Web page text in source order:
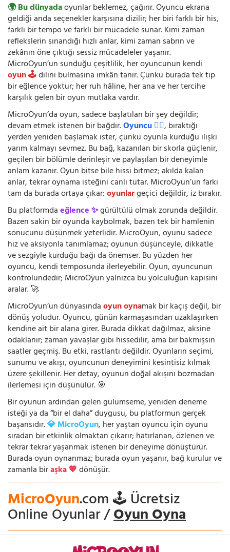
🌍 Bu dünyadaoyunlar beklemez, çağırır. Oyuncu ekrana
geldiği anda seçenekler karşısına dizilir; her biri farklı bir his,
farklı bir tempo ve farklı bir mücadele sunar. Kimi zaman
reflekslerin sınandığı hızlı anlar, kimi zaman sabrın ve
zekânın öne çıktığı sessiz mücadeleler yaşanır.
MicroOyun’un sunduğu çeşitlilik, her oyuncunun kendi
oyun 🕹️dilini bulmasına imkân tanır. Çünkü burada tek tip
bir eğlence yoktur; her ruh hâline, her ana ve her tercihe
karşılık gelen bir oyun mutlaka vardır.
MicroOyun’da oyun, sadece başlatılan bir şey değildir;
devam etmek istenen bir bağdır.Oyuncu 🧍‍♂️, bıraktığı
yerden yeniden başlamak ister, çünkü oyunla kurduğu ilişki
yarım kalmayı sevmez. Bu bağ, kazanılan bir skorla güçlenir,
geçilen bir bölümle derinleşir ve paylaşılan bir deneyimle
anlam kazanır. Oyun bitse bile hissi bitmez; akılda kalan
anlar, tekrar oynama isteğini canlı tutar. MicroOyun’un farkı
tam da burada ortaya çıkar:oyunlargeçici değildir, iz bırakır.
Bu platformdaeğlence ✨gürültülü olmak zorunda değildir.
Bazen sakin bir oyunda kaybolmak, bazen tek bir hamlenin
sonucunu düşünmek yeterlidir. MicroOyun, oyunu sadece
hız ve aksiyonla tanımlamaz; oyunun düşünceyle, dikkatle
ve sezgiyle kurduğu bağı da önemser. Bu yüzden her
oyuncu, kendi temposunda ilerleyebilir. Oyun, oyuncunun
kontrolündedir; MicroOyun yalnızca bu yolculuğun kapısını
aralar. 🚀
MicroOyun’un dünyasındaoyun oynamak bir kaçış değil, bir
dönüş yoludur. Oyuncu, günün karmaşasından uzaklaşırken
kendine ait bir alana girer. Burada dikkat dağılmaz, aksine
odaklanır; zaman yavaşlar gibi hissedilir, ama bir bakmışsın
saatler geçmiş. Bu etki, rastlantı değildir. Oyunların seçimi,
sunumu ve akışı, oyuncunun deneyimini kesintisiz kılmak
üzere şekillenir. Her detay, oyunun doğal akışını bozmadan
ilerlemesi için düşünülür. 🎯
Bir oyunun ardından gelen gülümseme, yeniden deneme
isteği ya da “bir el daha” duygusu, bu platformun gerçek
başarısıdır.💎 MicroOyun, her yaştan oyuncu için oyunu
sıradan bir etkinlik olmaktan çıkarır; hatırlanan, özlenen ve
tekrar tekrar yaşanmak istenen bir deneyime dönüştürür.
Burada oyun oynanmaz; burada oyun yaşanır, bağ kurulur ve
zamanla biraşka 💖dönüşür.
MicroOyun.com 🕹️ Ücretsiz
Online Oyunlar /Oyun Oyna